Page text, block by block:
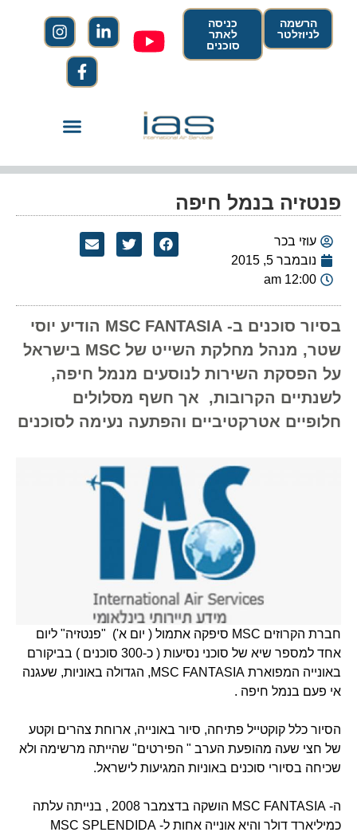
הרשמה
לניוזלטר
כניסה
לאתר
סוכנים
פנטזיה בנמל חיפה
עוזי בכר
נובמבר 5, 2015
12:00 am
בסיור סוכנים ב- MSC FANTASIA הודיע יוסי
שטר, מנהל מחלקת השייט של MSC בישראל
על הפסקת השירות לנוסעים מנמל חיפה,
לשנתיים הקרובות, אך חשף מסלולים
חלופיים אטרקטיביים והפתעה נעימה לסוכנים
חברת הקרוזים MSC סיפקה אתמול ( יום א') "פנטזיה" ליום
אחד למספר שיא של סוכני נסיעות ( כ-300 סוכנים ) בביקורם
באונייה המפוארת MSC FANTASIA, הגדולה באוניות, שעגנה
אי פעם בנמל חיפה .
הסיור כלל קוקטייל פתיחה, סיור באונייה, ארוחת צהרים וקטע
של חצי שעה מהופעת הערב " הפירטים" שהייתה מרשימה ולא
שכיחה בסיורי סוכנים באוניות המגיעות לישראל.
ה- MSC FANTASIA הושקה בדצמבר 2008 , בנייתה עלתה
כמיליארד דולר והיא אונייה אחות ל- MSC SPLENDIDA